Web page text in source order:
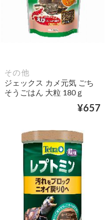
その他
ジェックス カメ元気 ごち
そうごはん 大粒 180ｇ
¥657